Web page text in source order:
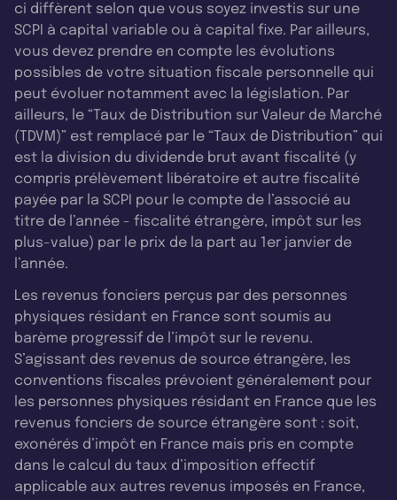
ci diffèrent selon que vous soyez investis sur une
SCPI à capital variable ou à capital fixe. Par ailleurs,
vous devez prendre en compte les évolutions
possibles de votre situation fiscale personnelle qui
peut évoluer notamment avec la législation. Par
ailleurs, le “Taux de Distribution sur Valeur de Marché
(TDVM)” est remplacé par le “Taux de Distribution” qui
est la division du dividende brut avant fiscalité (y
compris prélèvement libératoire et autre fiscalité
payée par la SCPI pour le compte de l’associé au
titre de l’année - fiscalité étrangère, impôt sur les
plus-value) par le prix de la part au 1er janvier de
l’année.
Les revenus fonciers perçus par des personnes
physiques résidant en France sont soumis au
barème progressif de l’impôt sur le revenu.
S’agissant des revenus de source étrangère, les
conventions fiscales prévoient généralement pour
les personnes physiques résidant en France que les
revenus fonciers de source étrangère sont : soit,
exonérés d’impôt en France mais pris en compte
dans le calcul du taux d’imposition effectif
applicable aux autres revenus imposés en France,